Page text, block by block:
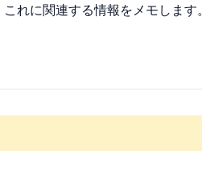
れに関連する情報をメモします。